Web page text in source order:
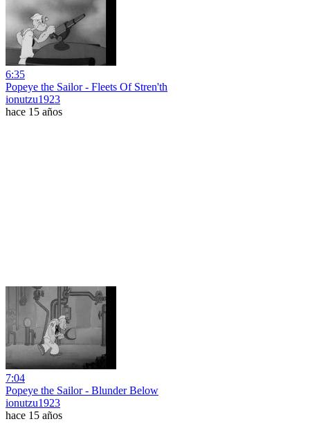
6:35
Popeye the Sailor - Fleets Of Stren'th
ionutzu1923
hace 15 años
7:04
Popeye the Sailor - Blunder Below
ionutzu1923
hace 15 años